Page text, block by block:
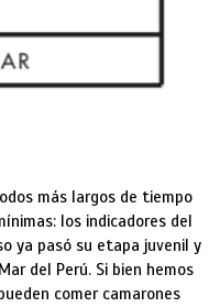
más largos de tiempo
los indicadores del
ya pasó su etapa juvenil y
del Perú. Si bien hemos
comer camarones